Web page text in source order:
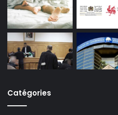
Catégories